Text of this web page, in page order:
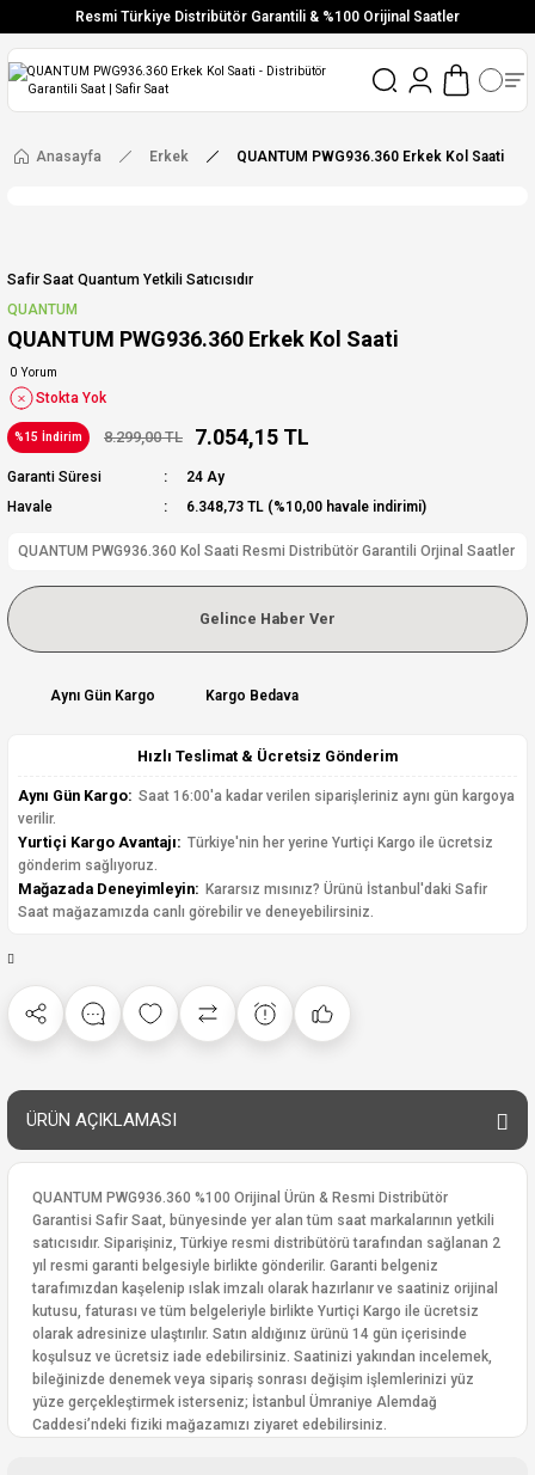
Resmi Türkiye Distribütör Garantili & %100 Orijinal Saatler
Vade Farksız 6 Taksit
Ücretsiz Kargo
Anasayfa Erkek QUANTUM PWG936.360 Erkek Kol Saati
Safir Saat Quantum Yetkili Satıcısıdır
QUANTUM
QUANTUM PWG936.360 Erkek Kol Saati
0 Yorum
Stokta Yok
%15 İndirim 8.299,00 TL 7.054,15 TL
Garanti Süresi
24 Ay
Havale
6.348,73 TL (%10,00 havale indirimi)
QUANTUM PWG936.360 Kol Saati Resmi Distribütör Garantili Orjinal Saatler
Gelince Haber Ver
Aynı Gün Kargo Kargo Bedava
Hızlı Teslimat & Ücretsiz Gönderim
Aynı Gün Kargo: Saat 16:00'a kadar verilen siparişleriniz aynı gün kargoya
verilir.
Yurtiçi Kargo Avantajı: Türkiye'nin her yerine Yurtiçi Kargo ile ücretsiz
gönderim sağlıyoruz.
Mağazada Deneyimleyin: Kararsız mısınız? Ürünü İstanbul'daki Safir
Saat mağazamızda canlı görebilir ve deneyebilirsiniz.
ÜRÜN AÇIKLAMASI
QUANTUM PWG936.360 %100 Orijinal Ürün & Resmi Distribütör
Garantisi Safir Saat, bünyesinde yer alan tüm saat markalarının yetkili
satıcısıdır. Siparişiniz, Türkiye resmi distribütörü tarafından sağlanan 2
yıl resmi garanti belgesiyle birlikte gönderilir. Garanti belgeniz
tarafımızdan kaşelenip ıslak imzalı olarak hazırlanır ve saatiniz orijinal
kutusu, faturası ve tüm belgeleriyle birlikte Yurtiçi Kargo ile ücretsiz
olarak adresinize ulaştırılır. Satın aldığınız ürünü 14 gün içerisinde
koşulsuz ve ücretsiz iade edebilirsiniz. Saatinizi yakından incelemek,
bileğinizde denemek veya sipariş sonrası değişim işlemlerinizi yüz
yüze gerçekleştirmek isterseniz; İstanbul Ümraniye Alemdağ
Caddesi’ndeki fiziki mağazamızı ziyaret edebilirsiniz.